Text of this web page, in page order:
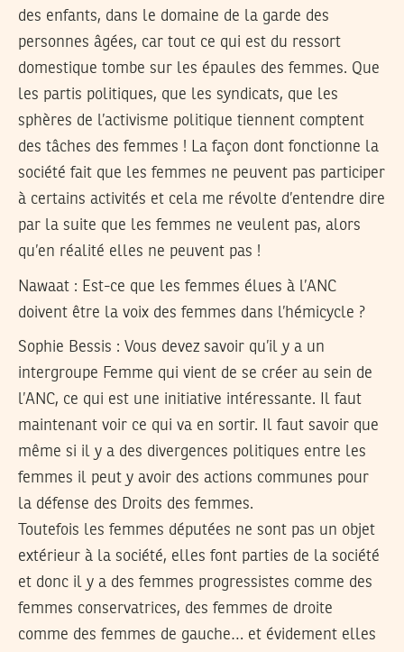
des enfants, dans le domaine de la garde des
personnes âgées, car tout ce qui est du ressort
domestique tombe sur les épaules des femmes. Que
les partis politiques, que les syndicats, que les
sphères de l’activisme politique tiennent comptent
des tâches des femmes ! La façon dont fonctionne la
société fait que les femmes ne peuvent pas participer
à certains activités et cela me révolte d’entendre dire
par la suite que les femmes ne veulent pas, alors
qu’en réalité elles ne peuvent pas !
Nawaat : Est-ce que les femmes élues à l’ANC
doivent être la voix des femmes dans l’hémicycle ?
Sophie Bessis : Vous devez savoir qu’il y a un
intergroupe Femme qui vient de se créer au sein de
l’ANC, ce qui est une initiative intéressante. Il faut
maintenant voir ce qui va en sortir. Il faut savoir que
même si il y a des divergences politiques entre les
femmes il peut y avoir des actions communes pour
la défense des Droits des femmes.
Toutefois les femmes députées ne sont pas un objet
extérieur à la société, elles font parties de la société
et donc il y a des femmes progressistes comme des
femmes conservatrices, des femmes de droite
comme des femmes de gauche… et évidement elles